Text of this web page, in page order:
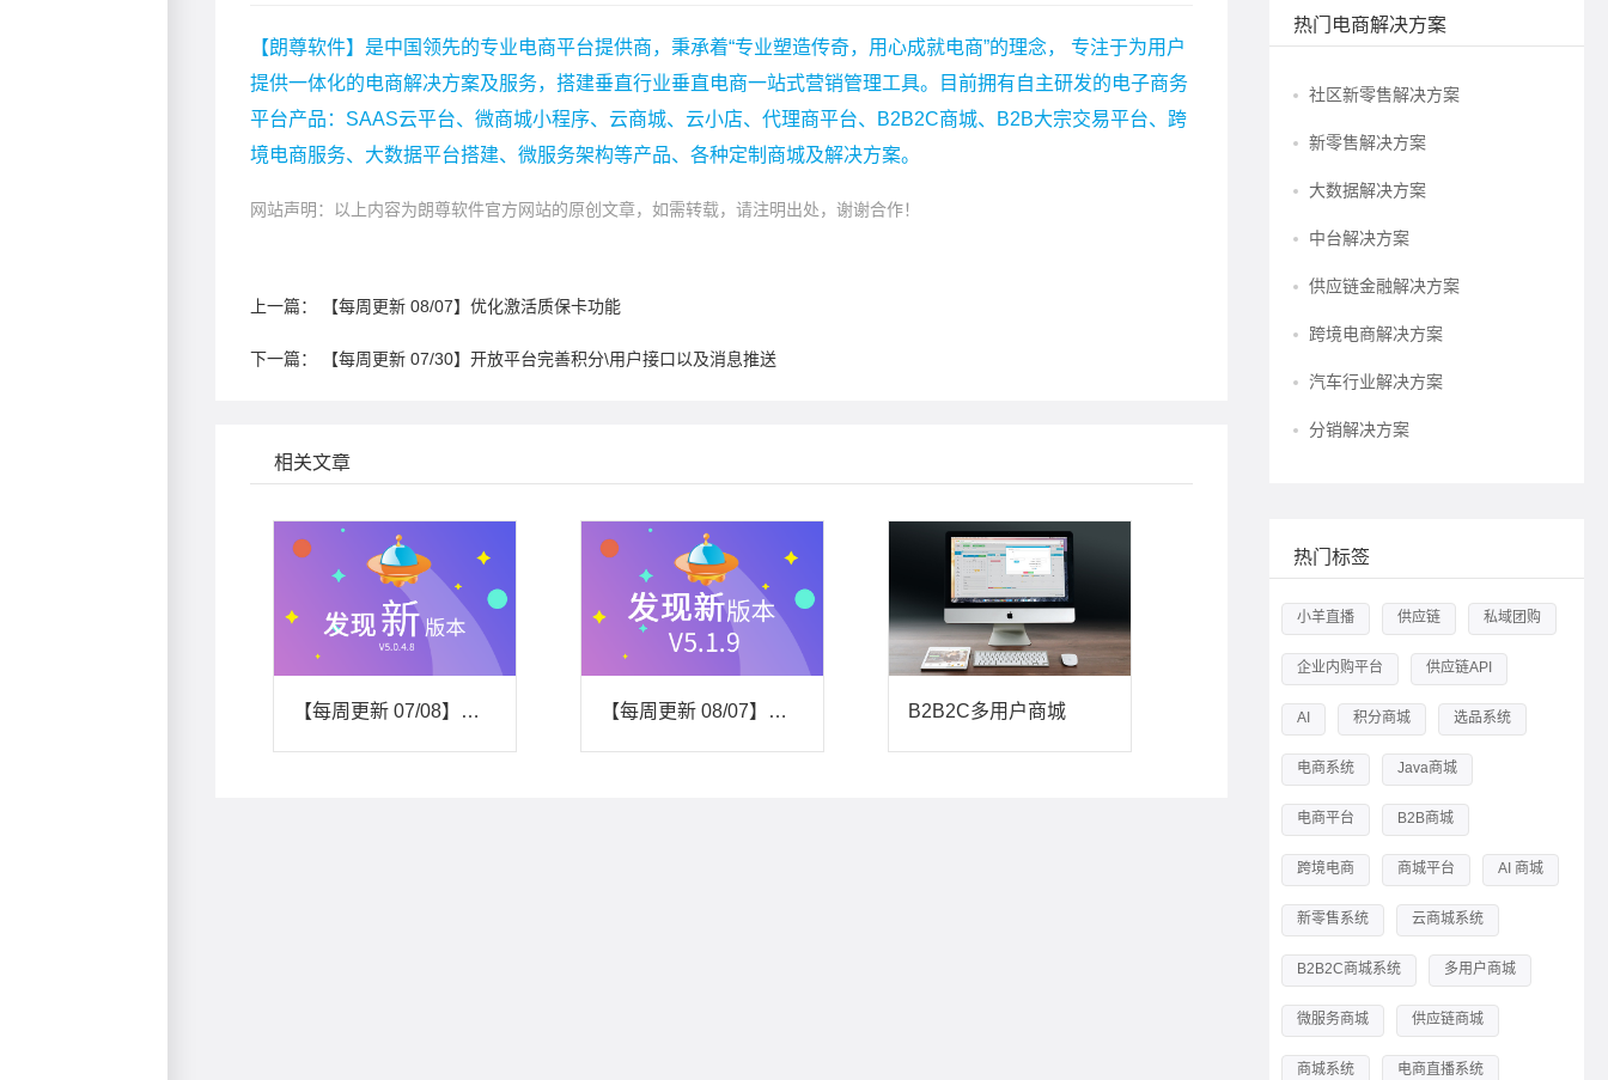
【朗尊软件】是中国领先的专业电商平台提供商，秉承着“专业塑造传奇，用心成就电商”的理念， 专注于为用户
提供一体化的电商解决方案及服务，搭建垂直行业垂直电商一站式营销管理工具。目前拥有自主研发的电子商务
平台产品：SAAS云平台、微商城小程序、云商城、云小店、代理商平台、B2B2C商城、B2B大宗交易平台、跨
境电商服务、大数据平台搭建、微服务架构等产品、各种定制商城及解决方案。
网站声明：以上内容为朗尊软件官方网站的原创文章，如需转载，请注明出处，谢谢合作！
上一篇： 【每周更新 08/07】优化激活质保卡功能
下一篇： 【每周更新 07/30】开放平台完善积分\用户接口以及消息推送
相关文章
【每周更新 07/08】新增平台更新公告 【每周更新 08/07】优化激活质保卡功能 B2B2C多用户商城
热门电商解决方案
社区新零售解决方案
新零售解决方案
大数据解决方案
中台解决方案
供应链金融解决方案
跨境电商解决方案
汽车行业解决方案
分销解决方案
热门标签
小羊直播 供应链 私域团购
企业内购平台 供应链API
AI 积分商城 选品系统
电商系统 Java商城
电商平台 B2B商城
跨境电商 商城平台 AI 商城
新零售系统 云商城系统
B2B2C商城系统 多用户商城
微服务商城 供应链商城
商城系统 电商直播系统